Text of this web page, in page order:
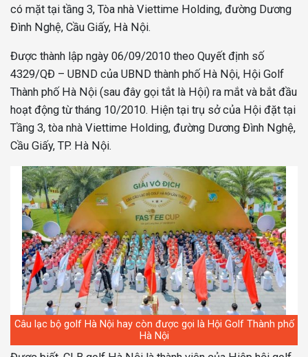
có mặt tại tầng 3, Tòa nhà Viettime Holding, đường Dương
Đình Nghệ, Cầu Giấy, Hà Nội.
Được thành lập ngày 06/09/2010 theo Quyết định số
4329/QĐ – UBND của UBND thành phố Hà Nội, Hội Golf
Thành phố Hà Nội (sau đây gọi tắt là Hội) ra mắt và bắt đầu
hoạt động từ tháng 10/2010. Hiện tại trụ sở của Hội đặt tại
Tầng 3, tòa nhà Viettime Holding, đường Dương Đình Nghệ,
Cầu Giấy, TP. Hà Nội.
Câu lạc bộ golf Hà Nội hay còn được gọi là Hội Golf Thành phố
Hà Nội